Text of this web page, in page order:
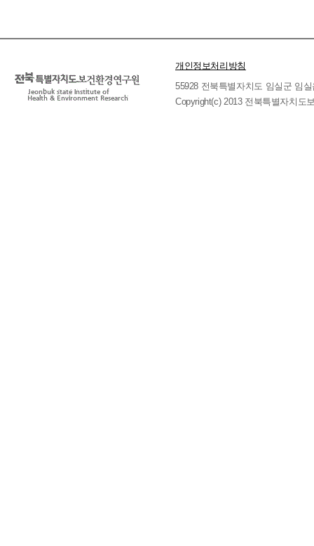
개인정보처리방침
55928 전북특별자치도 임실군 임
Copyright(c) 2013 전북특별자치도